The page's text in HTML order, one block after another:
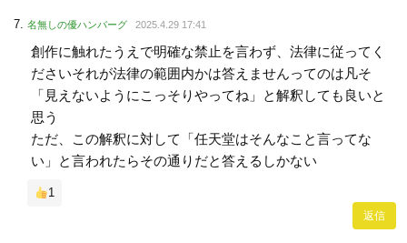
名無しの優ハンバーグ 2025.4.29 17:41
創作に触れたうえで明確な禁止を言わず、法律に従ってく
ださいそれが法律の範囲内かは答えませんってのは凡そ
「見えないようにこっそりやってね」と解釈しても良いと
思う
ただ、この解釈に対して「任天堂はそんなこと言ってな
い」と言われたらその通りだと答えるしかない
1
返信